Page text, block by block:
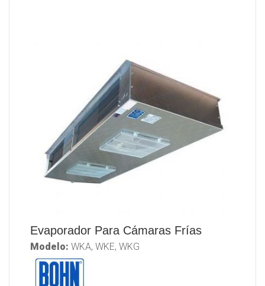
Evaporador Para Cámaras Frías
Modelo: WKA, WKE, WKG